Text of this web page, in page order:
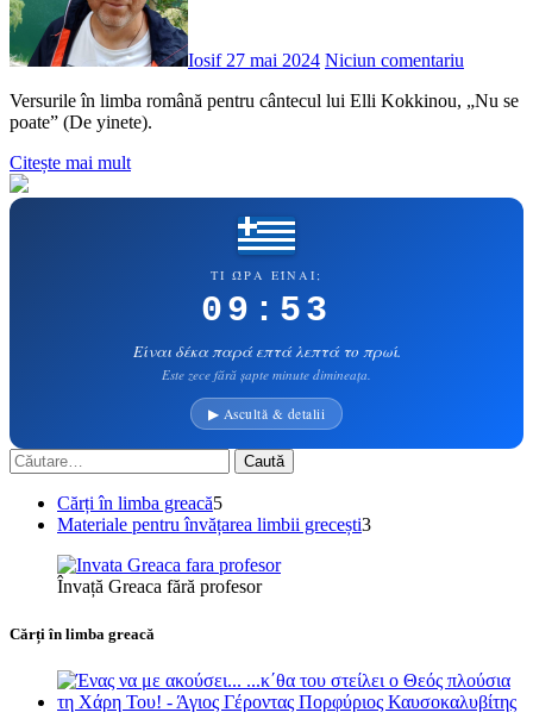
Iosif27 mai 2024 Niciun comentariu
Versurile în limba română pentru cântecul lui Elli Kokkinou, „Nu se
poate” (De yinete).
Citește mai mult
ΤΙ ΏΡΑ ΕΊΝΑΙ;
09:53
Είναι δέκα παρά επτά λεπτά το πρωί.
Este zece fără șapte minute dimineața.
▶ Ascultă & detalii
Caută
după:
Cărți în limba greacă55
produse
Materiale pentru învățarea limbii grecești33
Învață Greaca fără profesor
Cărți în limba greacă